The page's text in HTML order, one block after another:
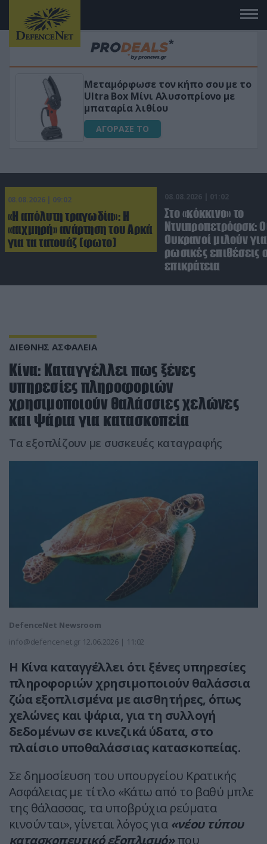
«Μαγική» φόρμουλα τριβόλι + VIP
για αύξηση της λίμπιντο
ΑΓΟΡΑΣΕ ΤΟ
08.08.2026 | 09:02
«Η απόλυτη τραγωδία»: Η
«αιχμηρή» ανάρτηση του Αρκά
για τα τατουάζ (φωτο)
08.08.2026 | 01:02
Στο «κόκκινο» το
Ντνιπροπετρόφσκ:
Ουκρανοί μιλούν
ρωσικές επιθέσεις
επικράτεια
ΔΙΕΘΝΗΣ ΑΣΦΑΛΕΙΑ
Κίνα: Καταγγέλλει πως ξένες
υπηρεσίες πληροφοριών
χρησιμοποιούν θαλάσσιες χελώνες
και ψάρια για κατασκοπεία
Τα εξοπλίζουν με συσκευές καταγραφής
DefenceNet Newsroom
info@defencenet.gr 12.06.2026 | 11:02
Η Κίνα καταγγέλλει ότι ξένες υπηρεσίες
πληροφοριών χρησιμοποιούν θαλάσσια
ζώα εξοπλισμένα με αισθητήρες, όπως
χελώνες και ψάρια, για τη συλλογή
δεδομένων σε κινεζικά ύδατα, στο
πλαίσιο υποθαλάσσιας κατασκοπείας.
Σε δημοσίευση του υπουργείου Κρατικής
Ασφάλειας με τίτλο «Κάτω από το βαθύ μπλε
της θάλασσας, τα υποβρύχια ρεύματα
κινούνται», γίνεται λόγος για «νέου τύπου
κατασκοπευτικό εξοπλισμό»που